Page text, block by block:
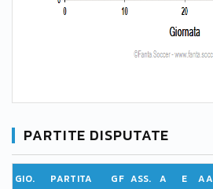
PARTITE DISPUTATE
GIO. PARTITA GF ASS. A E AA